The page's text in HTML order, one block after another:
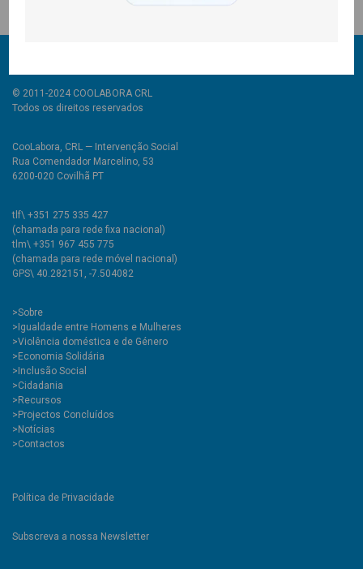
© 2011-2024 COOLABORA CRL
Todos os direitos reservados
CooLabora, CRL — Intervenção Social
Rua Comendador Marcelino, 53
6200-020 Covilhã PT
tlf\ +351 275 335 427
(chamada para rede fixa nacional)
tlm\ +351 967 455 775
(chamada para rede móvel nacional)
GPS\ 40.282151, -7.504082
>Sobre
>Igualdade entre Homens e Mulheres
>Violência doméstica e de Género
>Economia Solidária
>Inclusão Social
>Cidadania
>Recursos
>Projectos Concluídos
>Notícias
>Contactos
Política de Privacidade
Subscreva a nossa Newsletter